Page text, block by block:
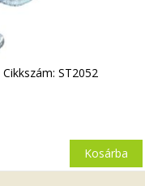
Cikkszám: ST2052
Kosárba